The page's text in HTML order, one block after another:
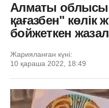
Алматы
қағазбен" көлік
бойжеткен
Жарияланған күні:
10 қараша 2022, 18:49